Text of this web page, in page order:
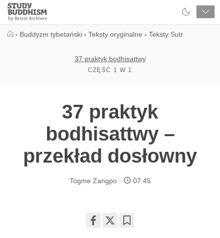
Close
Study
Buddhism
› Buddyzm tybetański › Teksty oryginalne › Teksty Sutr
37 praktyk bodhisattwy
CZĘŚĆ 1 W 1
37 praktyk
bodhisattwy –
przekład dosłowny
Togme Zangpo 07:45